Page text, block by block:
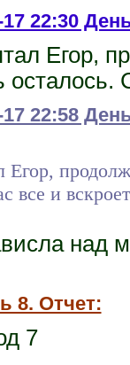
22:30
Егор,
осталось.
17 22:58
все и
над
8. Отчет:
7